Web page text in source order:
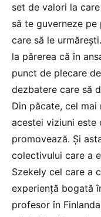
set de valori la
să te guverneze
care să le urmărești.
la părerea că în
punct de plecare
dezbatere care să
Din păcate, cel
acestei viziuni este
promovează. Și
colectivului care a
Szekely cel care a
experiență bogată
profesor în